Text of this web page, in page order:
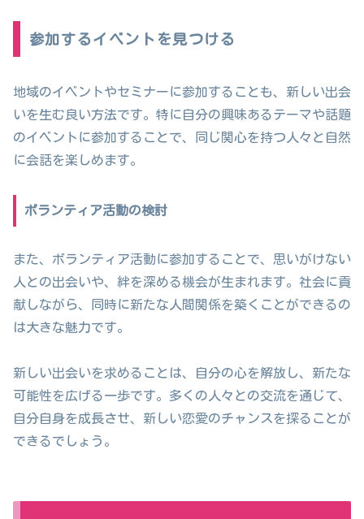
参加するイベントを見つける
地域のイベントやセミナーに参加することも、新しい出会
いを生む良い方法です。特に自分の興味あるテーマや話題
のイベントに参加することで、同じ関心を持つ人々と自然
に会話を楽しめます。
ボランティア活動の検討
また、ボランティア活動に参加することで、思いがけない
人との出会いや、絆を深める機会が生まれます。社会に貢
献しながら、同時に新たな人間関係を築くことができるの
は大きな魅力です。
新しい出会いを求めることは、自分の心を解放し、新たな
可能性を広げる一歩です。多くの人々との交流を通じて、
自分自身を成長させ、新しい恋愛のチャンスを探ることが
できるでしょう。